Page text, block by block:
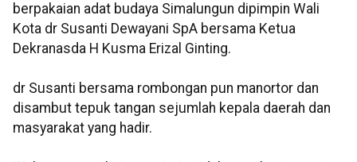
berpakaian adat budaya Simalungun dipimpin Wali
Kota dr Susanti Dewayani SpA bersama Ketua
Dekranasda H Kusma Erizal Ginting.
dr Susanti bersama rombongan pun manortor dan
disambut tepuk tangan sejumlah kepala daerah dan
masyarakat yang hadir.